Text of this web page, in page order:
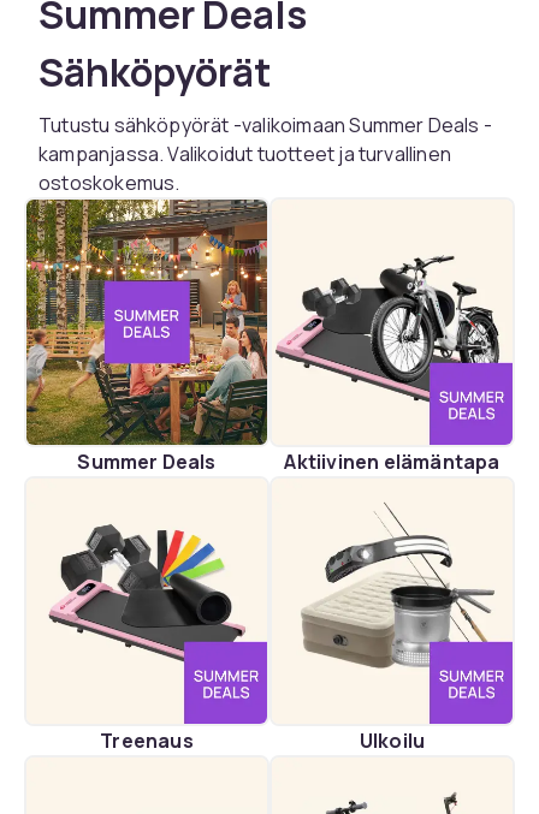
Summer Deals
Sähköpyörät
Tutustu sähköpyörät -valikoimaan Summer Deals -
kampanjassa. Valikoidut tuotteet ja turvallinen
ostoskokemus.
Summer Deals Aktiivinen elämäntapa
Treenaus Ulkoilu